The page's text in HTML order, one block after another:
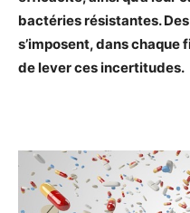
bactéries résistantes.
s’imposent, dans
de lever ces incertitudes.